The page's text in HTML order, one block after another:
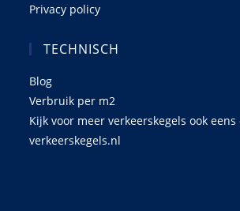
Privacy policy
TECHNISCH
Blog
Verbruik per m2
Kijk voor meer verkeerskegels ook eens
verkeerskegels.nl